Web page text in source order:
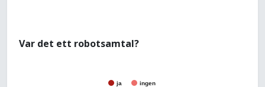
Var det ett robotsamtal?
ja ingen